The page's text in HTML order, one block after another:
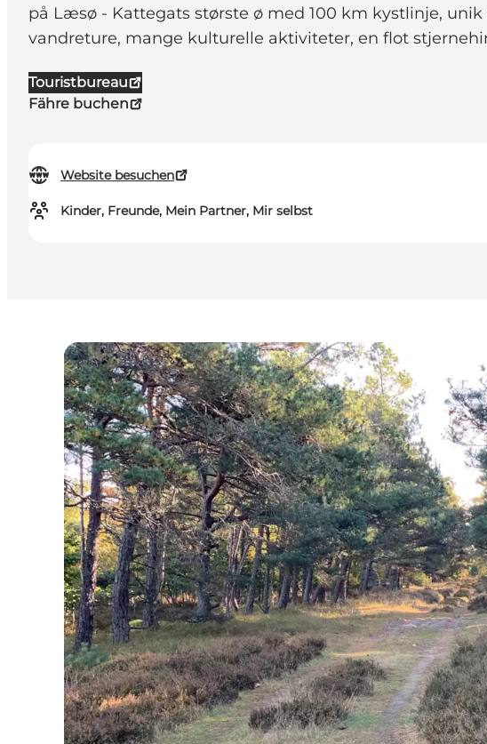
på Læsø - Kattegats største ø med 100 km kystlinje,
vandreture, mange kulturelle aktiviteter, en flot
Touristbureau
Fähre buchen
Website besuchen
Kinder, Freunde, Mein Partner, Mir selbst